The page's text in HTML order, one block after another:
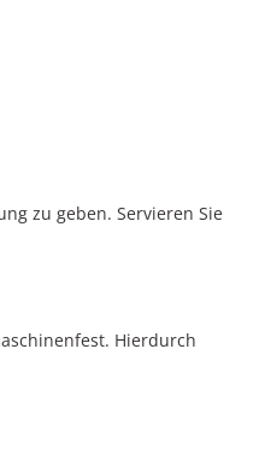
zu geben. Servieren Sie
Hierdurch